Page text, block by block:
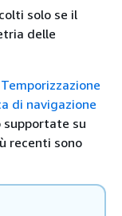
solo se il
delle
Temporizzazione
di navigazione
supportate su
recenti sono